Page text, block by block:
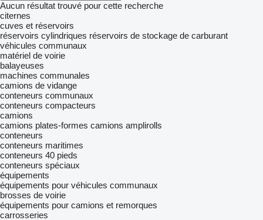
Aucun résultat trouvé pour cette recherche
citernes
cuves et réservoirs
réservoirs cylindriques réservoirs de stockage de carburant
véhicules communaux
matériel de voirie
balayeuses
machines communales
camions de vidange
conteneurs communaux
conteneurs compacteurs
camions
camions plates-formes camions amplirolls
conteneurs
conteneurs maritimes
conteneurs 40 pieds
conteneurs spéciaux
équipements
équipements pour véhicules communaux
brosses de voirie
équipements pour camions et remorques
carrosseries